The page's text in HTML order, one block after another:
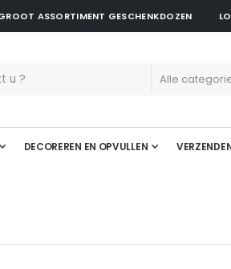
ASSORTIMENT GESCHENKDOZEN
DECOREREN EN OPVULLEN